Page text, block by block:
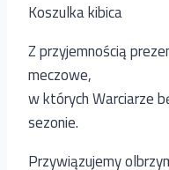
Koszulka kibica
Z przyjemnością
meczowe,
w których Warciarze
sezonie.
Przywiązujemy